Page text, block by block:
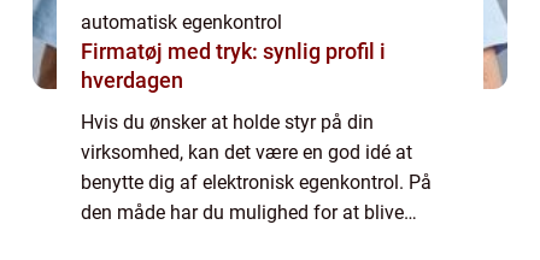
automatisk egenkontrol
Firmatøj med tryk: synlig profil i
hverdagen
Hvis du ønsker at holde styr på din
virksomhed, kan det være en god idé at
benytte dig af elektronisk egenkontrol. På
den måde har du mulighed for at blive